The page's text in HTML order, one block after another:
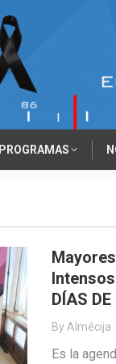
PROGRAMAS
DÍAS DE
By Almécija
Es la